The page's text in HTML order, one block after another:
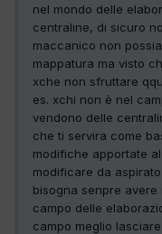
nel mondo delle
centraline, di sicuro
maccanico non
mappatura ma visto
xche non sfruttare
es. xchi non è nel
vendono delle
che ti servira come
modifiche apportate
modificare da
bisogna senpre
campo delle
campo meglio